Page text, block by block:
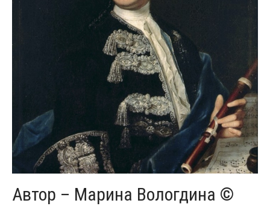
Автор – Марина Вологдина ©